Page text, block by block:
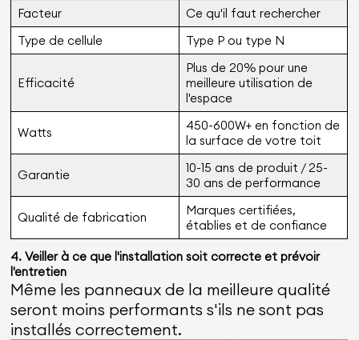
Facteur
Ce qu'il faut rechercher
Type de cellule
Type P ou type N
Efficacité
Plus de 20% pour une
meilleure utilisation de
l'espace
Watts
450-600W+ en fonction de
la surface de votre toit
Garantie
10-15 ans de produit / 25-
30 ans de performance
Qualité de fabrication
Marques certifiées,
établies et de confiance
4. Veiller à ce que l'installation soit correcte et prévoir
l'entretien
Même les panneaux de la meilleure qualité
seront moins performants s'ils ne sont pas
installés correctement.